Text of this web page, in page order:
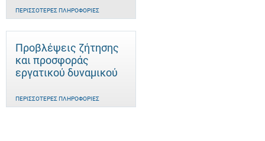
ΠΕΡΙΣΣΌΤΕΡΕΣ ΠΛΗΡΟΦΟΡΊΕΣ
Προβλέψεις ζήτησης
και προσφοράς
εργατικού δυναμικού
ΠΕΡΙΣΣΌΤΕΡΕΣ ΠΛΗΡΟΦΟΡΊΕΣ